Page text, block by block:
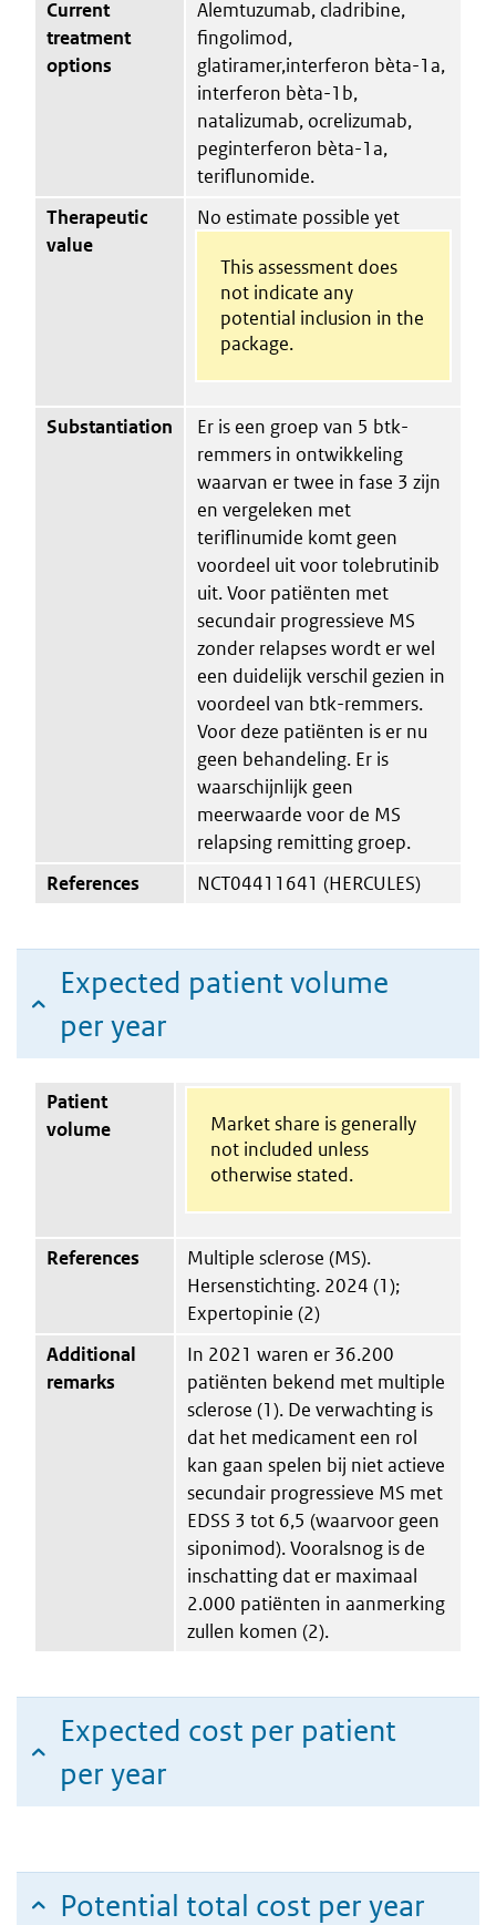
Current
treatment
options
Alemtuzumab, cladribine,
fingolimod,
glatiramer,interferon bèta-1a,
interferon bèta-1b,
natalizumab, ocrelizumab,
peginterferon bèta-1a,
teriflunomide.
Therapeutic
value
No estimate possible yet
This assessment does
not indicate any
potential inclusion in the
package.
Substantiation
Er is een groep van 5 btk-
remmers in ontwikkeling
waarvan er twee in fase 3 zijn
en vergeleken met
teriflinumide komt geen
voordeel uit voor tolebrutinib
uit. Voor patiënten met
secundair progressieve MS
zonder relapses wordt er wel
een duidelijk verschil gezien in
voordeel van btk-remmers.
Voor deze patiënten is er nu
geen behandeling. Er is
waarschijnlijk geen
meerwaarde voor de MS
relapsing remitting groep.
References
NCT04411641 (HERCULES)
Expected patient volume
per year
Patient
volume
Market share is generally
not included unless
otherwise stated.
References
Multiple sclerose (MS).
Hersenstichting. 2024 (1);
Expertopinie (2)
Additional
remarks
In 2021 waren er 36.200
patiënten bekend met multiple
sclerose (1). De verwachting is
dat het medicament een rol
kan gaan spelen bij niet actieve
secundair progressieve MS met
EDSS 3 tot 6,5 (waarvoor geen
siponimod). Vooralsnog is de
inschatting dat er maximaal
2.000 patiënten in aanmerking
zullen komen (2).
Expected cost per patient
per year
Potential total cost per year